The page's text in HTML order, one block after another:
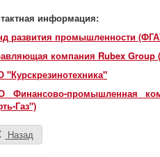
информация:
развития промышленности
компания Rubex
"Курскрезинотехника"
Финансово-промышленная
Газ")
Назад